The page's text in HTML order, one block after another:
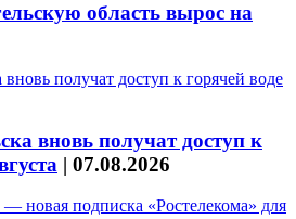
область вырос на
вновь получат доступ к
| 07.08.2026